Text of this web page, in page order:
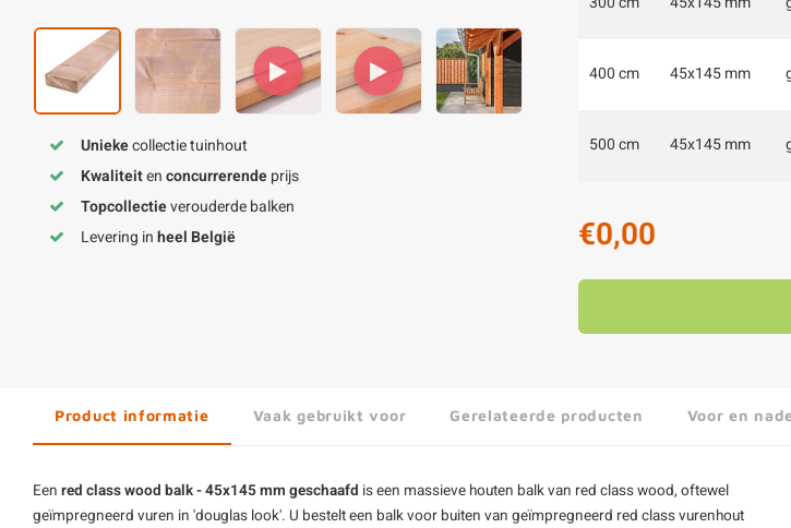
Uniekecollectie tuinhout
Kwaliteitenconcurrerendeprijs
Topcollectieverouderde balken
Levering inheel België
400 cm 45x145 mm
500 cm 45x145 mm
€0,00
Product informatie Vaak gebruikt voor Gerelateerde producten Voor en
Een red class wood balk - 45x145 mm geschaafd is een massieve houten balkvan red class wood, oftewel
geïmpregneerd vuren in 'douglas look'. U bestelt een balk voor buiten van geïmpregneerd red class vurenhout